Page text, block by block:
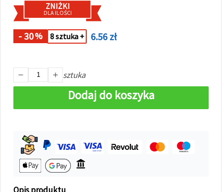
klikając
"Akceptuj
wszystkie!"
wskazać
swoje
Ustawieniach,
wybierając
dany typ
klikając
Akceptuj
wszystkie
ZNIŻKI
DLA ILOŚCI
- 30% 8 sztuka + 6.56 zł
sztuka
Dodaj do koszyka
Opis produktu